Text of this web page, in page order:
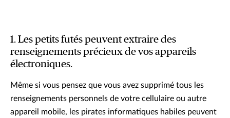
1. Les petits futés peuvent extraire des
renseignements précieux de vos appareils
électroniques.
Même si vous pensez que vous avez supprimé tous les
renseignements personnels de votre cellulaire ou autre
appareil mobile, les pirates informatiques habiles peuvent